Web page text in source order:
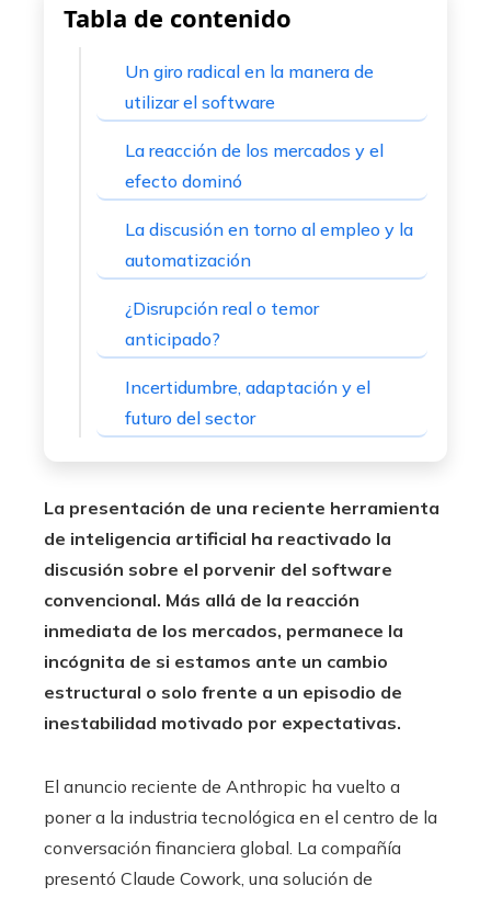
Tabla de contenido
Un giro radical en la manera de
utilizar el software
La reacción de los mercados y el
efecto dominó
La discusión en torno al empleo y la
automatización
¿Disrupción real o temor
anticipado?
Incertidumbre, adaptación y el
futuro del sector
La presentación de una reciente herramienta
de inteligencia artificial ha reactivado la
discusión sobre el porvenir del software
convencional. Más allá de la reacción
inmediata de los mercados, permanece la
incógnita de si estamos ante un cambio
estructural o solo frente a un episodio de
inestabilidad motivado por expectativas.
El anuncio reciente de Anthropic ha vuelto a
poner a la industria tecnológica en el centro de la
conversación financiera global. La compañía
presentó Claude Cowork, una solución de